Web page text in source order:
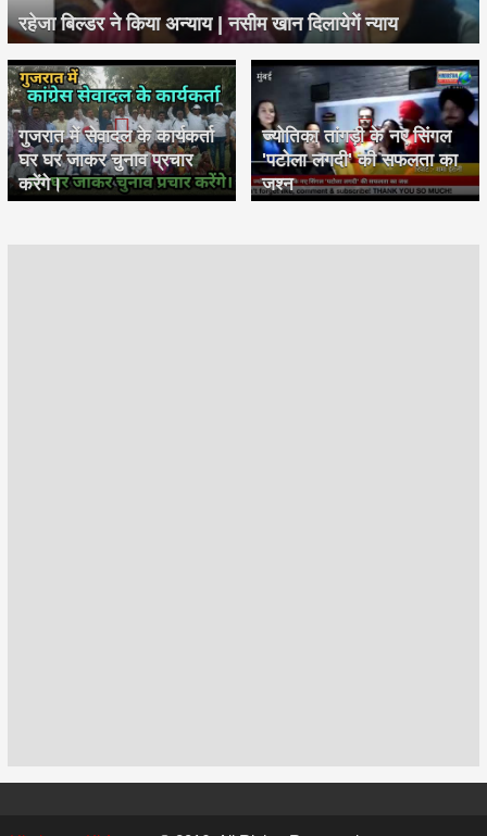
रहेजा बिल्डर ने किया अन्याय | नसीम खान दिलायेगें न्याय
गुजरात में सेवादल के कार्यकर्ता
घर घर जाकर चुनाव प्रचार
करेंगे।
ज्योतिका तांगड़ी के नए सिंगल
'पटोला लगदी' की सफलता का
जश्न